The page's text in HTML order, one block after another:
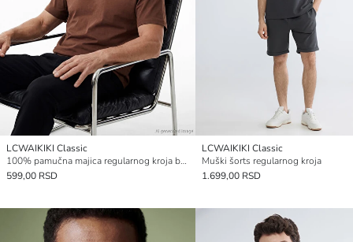
LCWAIKIKI Classic
100% pamučna majica regularnog kroja basic
599,00 RSD
LCWAIKIKI Classic
Muški šorts regularnog kroja
1.699,00 RSD